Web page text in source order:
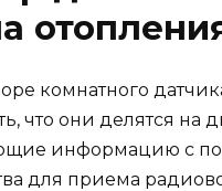
комнатного
что они делятся на
информацию с
для приема